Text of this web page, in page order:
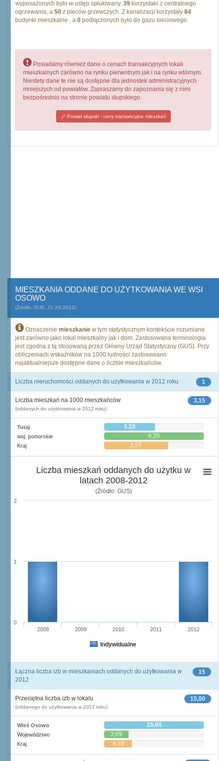
wyposażonych było w ustęp spłukiwany, 39 korzystało z centralnego
ogrzewania, a 50 z pieców grzewczych. Z kanalizacji korzystały 84
budynki mieszkalne , a 0 podłączonych było do gazu sieciowego.
Posiadamy również dane o cenach transakcyjnych lokali
mieszkalnych zarówno na rynku pierwotnym jak i na rynku wtórnym.
Niestety dane te nie są dostępne dla jednostek administracyjnych
mniejszych od powiatów. Zapraszamy do zapoznania się z nimi
bezpośrednio na stronie powiatu słupskiego.
Powiat słupski - ceny transakcyjne mieszkań
MIESZKANIA ODDANE DO UŻYTKOWANIA WE WSI
OSOWO
(Źródło: GUS, 31.XII.2012)
Oznaczenie mieszkanie w tym statystycznym kontekście rozumiane
jest zarówno jako lokal mieszkalny jak i dom. Zastosowana terminologia
jest zgodna z tą stosowaną przez Główny Urząd Statystyczny (GUS). Przy
obliczeniach wskaźników na 1000 ludności zastosowano
najaktualniejsze dostępne dane o liczbie mieszkańców.
1
Liczba nieruchomości oddanych do użytkowania w 2012 roku
3,15
Liczba mieszkań na 1000 mieszkańców
(oddanych do użytkowania w 2012 roku)
Tutaj 3,15
woj. pomorskie 6,20
Kraj 3,97
Liczba mieszkań oddanych do użytku w
latach 2008-2012
(Źródło: GUS)
Indywidualne
2008 2009 2010 2011 2012
0
1
2
15
Łączna liczba izb w mieszkaniach oddanych do użytkowania w
2012
15,00
Przeciętna liczba izb w lokalu
(oddanego do użytkowania w 2012 roku)
Wieś Osowo 15,00
Województwo 3,69
Kraj 4,19